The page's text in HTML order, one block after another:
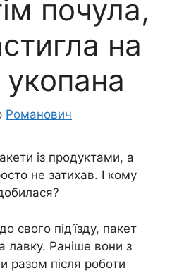
почула,
на
укопана
Романович
із продуктами, а
не затихав. І кому
свого під’їзду, пакет
лавку. Раніше вони з
разом після роботи